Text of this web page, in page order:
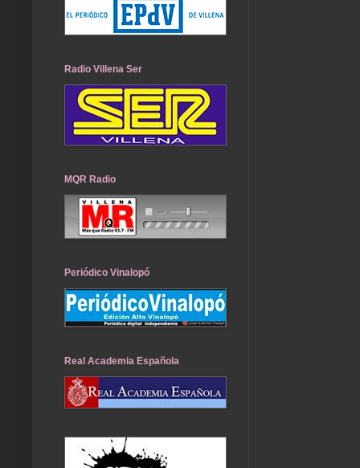
Radio Villena Ser
MQR Radio
Periódico Vinalopó
Real Academia Española